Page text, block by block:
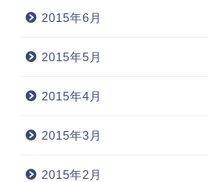
2015年6月
2015年5月
2015年4月
2015年3月
2015年2月